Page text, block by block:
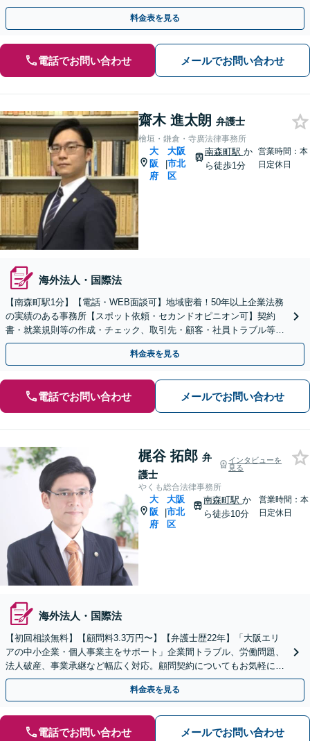
ルやWEB会議にも対応】
料金表を見る
電話でお問い合わせ メールでお問い合わせ
齋木 進太朗 弁護士
檜垣・鎌倉・寺廣法律事務所
大
阪
府
|
大阪
市北
区
南森町駅 か
ら徒歩1分
営業時間：本
日定休日
海外法人・国際法
【南森町駅1分】【電話・WEB面談可】地域密着！50年以上企業法務
の実績のある事務所【スポット依頼・セカンドオピニオン可】契約
書・就業規則等の作成・チェック、取引先・顧客・社員トラブル等、
お気軽にご相談ください【事前予約で休日・夜間対応】
料金表を見る
電話でお問い合わせ メールでお問い合わせ
梶谷 拓郎 弁
護士
インタビューを
見る
やくも総合法律事務所
大
阪
府
|
大阪
市北
区
南森町駅か
ら徒歩10分
営業時間：本
日定休日
海外法人・国際法
【初回相談無料】【顧問料3.3万円〜】【弁護士歴22年】「大阪エリ
アの中小企業・個人事業主をサポート」企業間トラブル、労働問題、
法人破産、事業承継など幅広く対応。顧問契約についてもお気軽にご
相談ください。【完全個室】【北浜駅徒歩10分】
料金表を見る
電話でお問い合わせ メールでお問い合わせ